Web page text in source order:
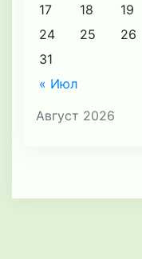
Август 2026
« Июл
17
18 19
24
25 26
31